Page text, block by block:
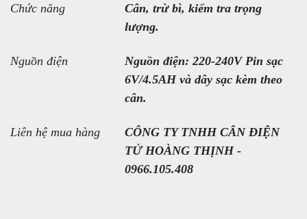
Chức năng
Cân, trừ bì, kiểm tra trọng
lượng.
Nguồn điện
Nguồn điện: 220-240V Pin sạc
6V/4.5AH và dây sạc kèm theo
cân.
Liên hệ mua hàng
CÔNG TY TNHH CÂN ĐIỆN
TỬ HOÀNG THỊNH -
0966.105.408